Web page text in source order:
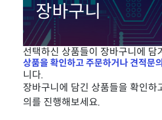
장바구니
선택하신 상품들이 장바구니에 담
상품을 확인하고 주문하거나 견적문
니다.
장바구니에 담긴 상품들을 확인하
의를 진행해보세요.